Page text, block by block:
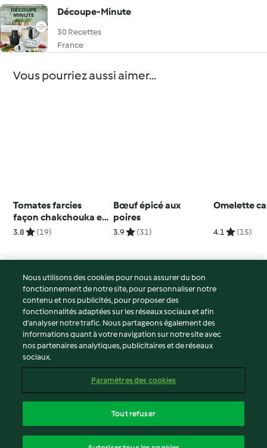
Découpe-Minute
30 Recettes
France
Vous pourriez aussi aimer...
Tomates farcies
façon chakchouka et
œufs pochés
3.8 (19)
Bœuf épicé aux
poires
3.9 (31)
Omelette
4.1 (15)
© Copyright 2026
Conditions d'utilisation
Politique de confidentialité
Non-responsabilité
Mentions légales
Contenu du rapport
Déclaration d'accessibilité
Nous utilisons des cookies pour nous assurer du bon
fonctionnement de notre site, pour personnaliser notre
contenu et nos publicités, pour proposer des
fonctionnalités adaptées sur les réseaux sociaux et afin
d’analyser notre trafic. Nous partageons également des
informations quant à votre navigation sur notre site avec
nos partenaires analytiques, publicitaires et de réseaux
sociaux.
Paramètres des cookies
Tout refuser